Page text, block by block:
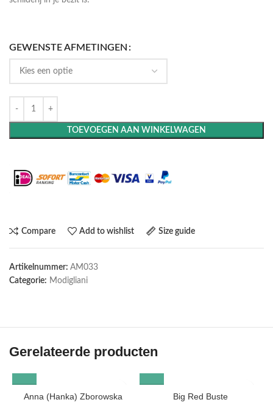
GEWENSTE AFMETINGEN
TOEVOEGEN AAN WINKELWAGEN
Compare Add to wishlist Size guide
Artikelnummer: AM033
Categorie: Modigliani
Gerelateerde producten
Anna (Hanka) Zborowska Big Red Buste